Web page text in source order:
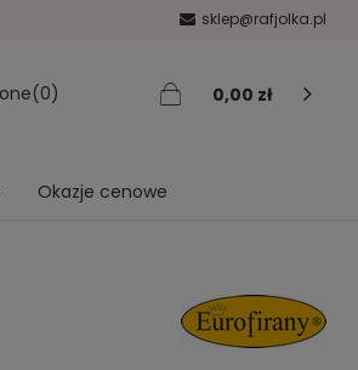
sklep@rafjolka.pl
0 0,00 zł
Okazje cenowe